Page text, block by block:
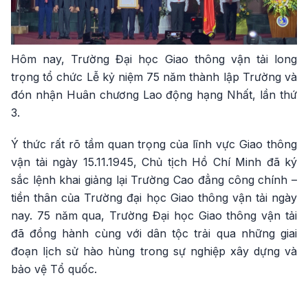
Hôm nay, Trường Đại học Giao thông vận tải long
trọng tổ chức Lễ kỷ niệm 75 năm thành lập Trường và
đón nhận Huân chương Lao động hạng Nhất, lần thứ
3.
Ý thức rất rõ tầm quan trọng của lĩnh vực Giao thông
vận tải ngày 15.11.1945, Chủ tịch Hồ Chí Minh đã ký
sắc lệnh khai giảng lại Trường Cao đẳng công chính –
tiền thân của Trường đại học Giao thông vận tải ngày
nay. 75 năm qua, Trường Đại học Giao thông vận tải
đã đồng hành cùng với dân tộc trải qua những giai
đoạn lịch sử hào hùng trong sự nghiệp xây dựng và
bảo vệ Tổ quốc.